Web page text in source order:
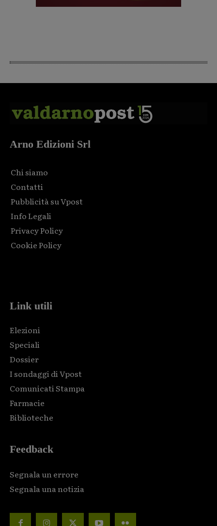
Arno Edizioni Srl
Chi siamo
Contatti
Pubblicità su Vpost
Info Legali
Privacy Policy
Cookie Policy
Link utili
Elezioni
Speciali
Dossier
I sondaggi di Vpost
Comunicati Stampa
Farmacie
Biblioteche
Feedback
Segnala un errore
Segnala una notizia